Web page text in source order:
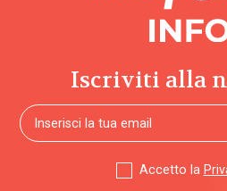
Iscriviti alla
Accetto la